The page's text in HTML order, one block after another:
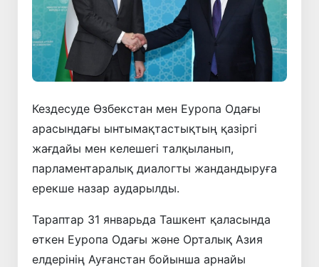
Кездесуде Өзбекстан мен Еуропа Одағы
арасындағы ынтымақтастықтың қазіргі
жағдайы мен келешегі талқыланып,
парламентаралық диалогты жандандыруға
ерекше назар аударылды.
Тараптар 31 январьда Ташкент қаласында
өткен Еуропа Одағы және Орталық Азия
елдерінің Ауғанстан бойынша арнайы